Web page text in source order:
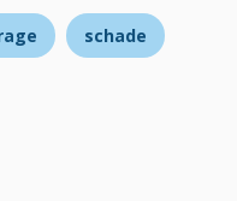
schade